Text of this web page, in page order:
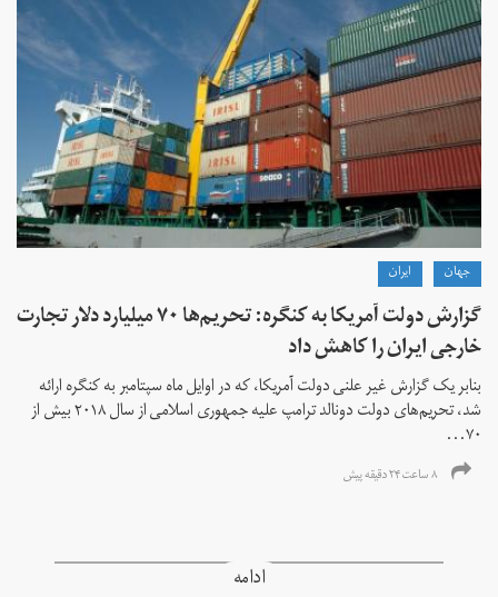
جهان ايران
گزارش دولت آمریکا به کنگره: تحریم‌ها ۷۰ میلیارد دلار تجارت
خارجی ایران را کاهش داد
بنابر یک گزارش غیر علنی دولت آمریکا، که در اوایل ماه سپتامبر به کنگره ارائه
شد، تحریم‌های دولت دونالد ترامپ علیه جمهوری اسلامی از سال ۲۰۱۸ بیش از
۷۰...
۸ ساعت ۲۴ دقیقه پیش
ادامه